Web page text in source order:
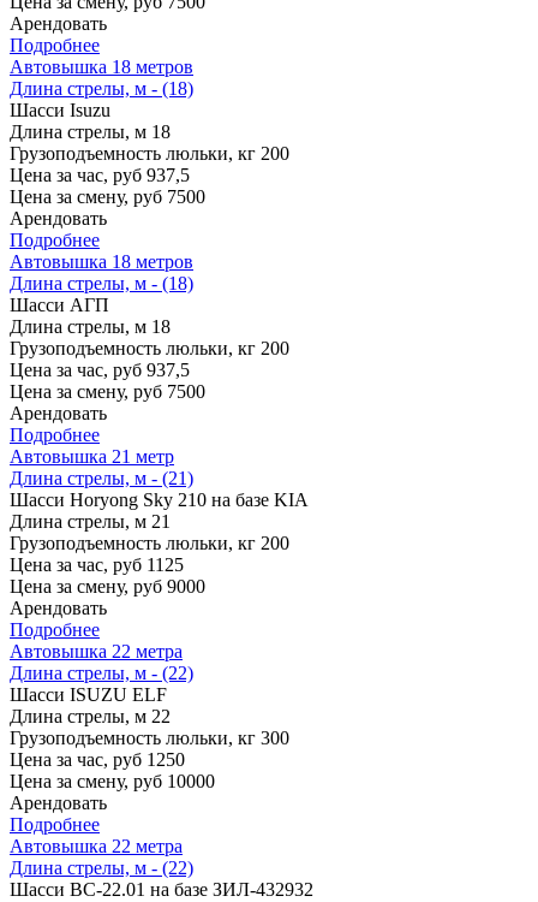
Арендовать
Подробнее
Автовышка 18 метров
Длина стрелы, м - (18)
Шасси Isuzu
Длина стрелы, м 18
Грузоподъемность люльки, кг 200
Цена за час, руб 937,5
Цена за смену, руб 7500
Арендовать
Подробнее
Автовышка 18 метров
Длина стрелы, м - (18)
Шасси АГП
Длина стрелы, м 18
Грузоподъемность люльки, кг 200
Цена за час, руб 937,5
Цена за смену, руб 7500
Арендовать
Подробнее
Автовышка 21 метр
Длина стрелы, м - (21)
Шасси Horyong Sky 210 на базе KIA
Длина стрелы, м 21
Грузоподъемность люльки, кг 200
Цена за час, руб 1125
Цена за смену, руб 9000
Арендовать
Подробнее
Автовышка 22 метра
Длина стрелы, м - (22)
Шасси ISUZU ELF
Длина стрелы, м 22
Грузоподъемность люльки, кг 300
Цена за час, руб 1250
Цена за смену, руб 10000
Арендовать
Подробнее
Автовышка 22 метра
Длина стрелы, м - (22)
Шасси ВС-22.01 на базе ЗИЛ-432932